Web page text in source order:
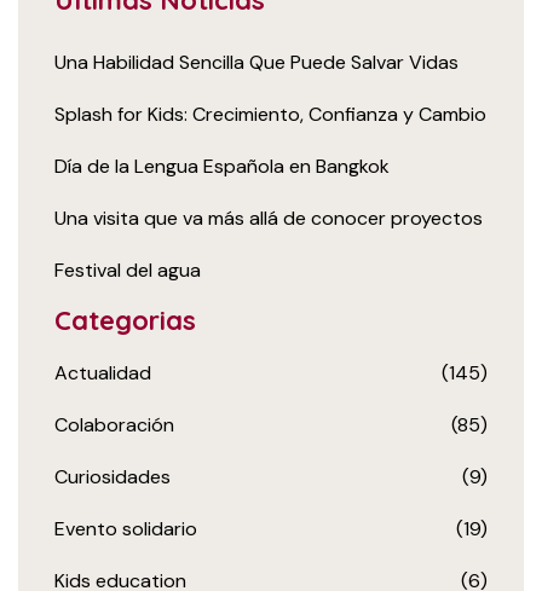
Una Habilidad Sencilla Que Puede Salvar Vidas
Splash for Kids: Crecimiento, Confianza y Cambio
Día de la Lengua Española en Bangkok
Una visita que va más allá de conocer proyectos
Festival del agua
Categorias
Actualidad (145)
Colaboración (85)
Curiosidades (9)
Evento solidario (19)
Kids education (6)